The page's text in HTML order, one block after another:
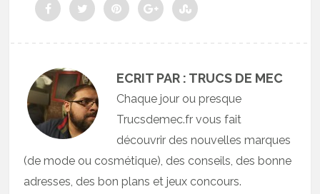
ECRIT PAR : TRUCS DE MEC
Chaque jour ou presque
Trucsdemec.fr vous fait
découvrir des nouvelles marques
(de mode ou cosmétique), des conseils, des bonne
adresses, des bon plans et jeux concours.